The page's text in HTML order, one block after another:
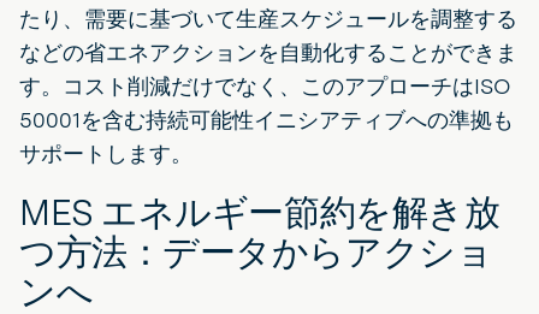
たり、需要に基づいて生産スケジュールを調整する
などの省エネアクションを自動化することができま
す。コスト削減だけでなく、このアプローチはISO
50001を含む持続可能性イニシアティブへの準拠も
サポートします。
MES エネルギー節約を解き放
つ方法：データからアクショ
ンへ